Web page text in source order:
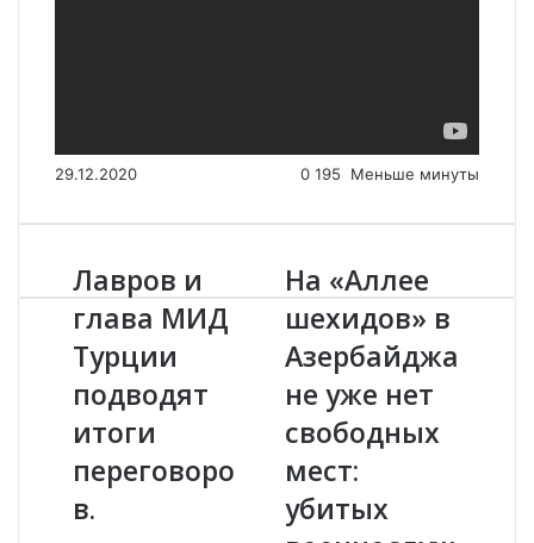
29.12.2020 0 195 Меньше минуты
Л
а
в
р
о
в
г
л
в
Лавров и
глава МИД
Турции
подводят
итоги
переговоро
в.
Н
а
«
А
л
л
е
ш
х
На «Аллее
шехидов» в
Азербайджа
не уже нет
свободных
мест:
убитых